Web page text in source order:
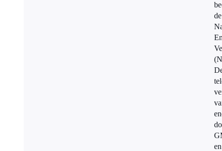
de
en